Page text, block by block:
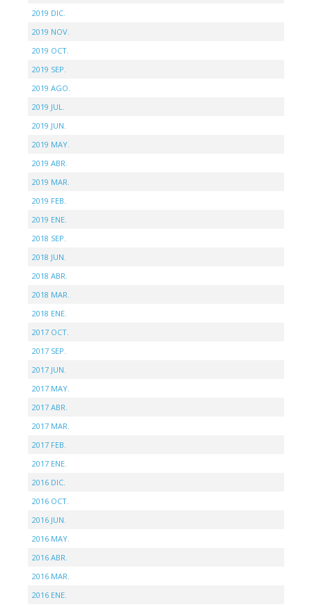
2019 DIC.
2019 NOV.
2019 OCT.
2019 SEP.
2019 AGO.
2019 JUL.
2019 JUN.
2019 MAY.
2019 ABR.
2019 MAR.
2019 FEB.
2019 ENE.
2018 SEP.
2018 JUN.
2018 ABR.
2018 MAR.
2018 ENE.
2017 OCT.
2017 SEP.
2017 JUN.
2017 MAY.
2017 ABR.
2017 MAR.
2017 FEB.
2017 ENE.
2016 DIC.
2016 OCT.
2016 JUN.
2016 MAY.
2016 ABR.
2016 MAR.
2016 ENE.